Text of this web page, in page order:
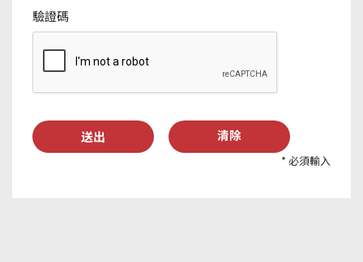
驗證碼
清除
* 必須輸入